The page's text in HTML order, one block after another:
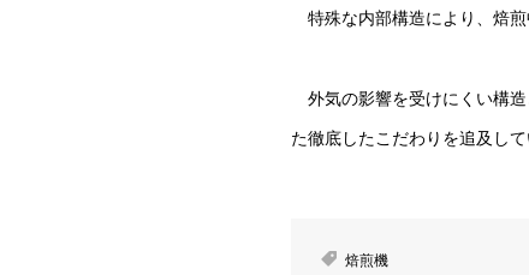
特殊な内部構造により、焙煎
外気の影響を受けにくい構造
た徹底したこだわりを追及して
焙煎機